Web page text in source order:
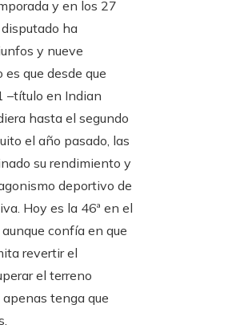
y en los 27
ha
y nueve
es que desde que
–título en Indian
hasta el segundo
el año pasado, las
su rendimiento y
deportivo de
Hoy es la 46ª en el
confía en que
revertir el
el terreno
apenas tenga que